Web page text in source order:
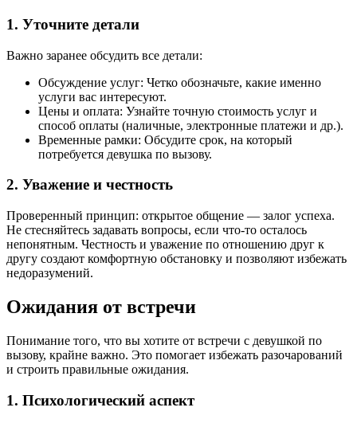
1. Уточните детали
Важно заранее обсудить все детали:
Обсуждение услуг: Четко обозначьте, какие именно
услуги вас интересуют.
Цены и оплата: Узнайте точную стоимость услуг и
способ оплаты (наличные, электронные платежи и др.).
Временные рамки: Обсудите срок, на который
потребуется девушка по вызову.
2. Уважение и честность
Проверенный принцип: открытое общение — залог успеха.
Не стесняйтесь задавать вопросы, если что-то осталось
непонятным. Честность и уважение по отношению друг к
другу создают комфортную обстановку и позволяют избежать
недоразумений.
Ожидания от встречи
Понимание того, что вы хотите от встречи с девушкой по
вызову, крайне важно. Это помогает избежать разочарований
и строить правильные ожидания.
1. Психологический аспект